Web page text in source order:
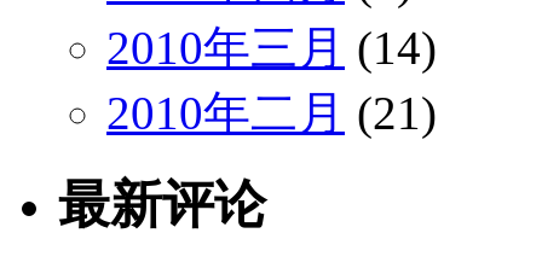
2010年三月 (14)
2010年二月 (21)
最新评论